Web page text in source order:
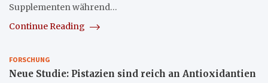
Supplementen während…
Continue Reading
FORSCHUNG
Neue Studie: Pistazien sind reich an Antioxidantien